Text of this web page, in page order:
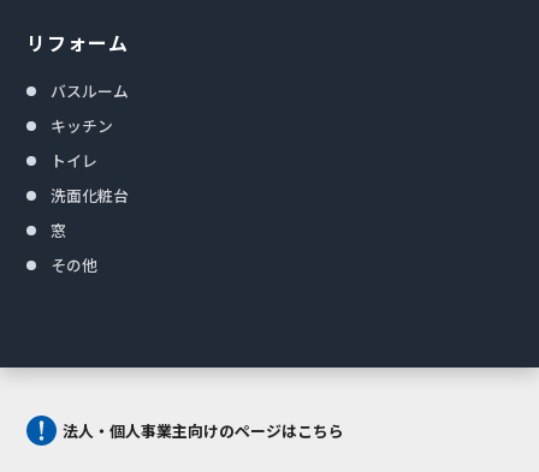
リフォーム
バスルーム
キッチン
トイレ
洗面化粧台
窓
その他
法人・個人事業主向けのページはこちら